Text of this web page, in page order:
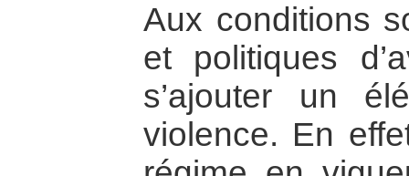
Aux conditions
et politiques
s’ajouter un
violence. En